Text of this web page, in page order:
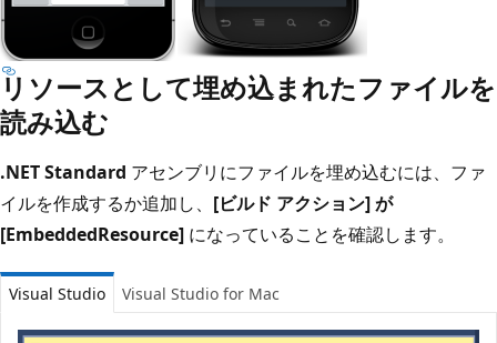
リソースとして埋め込まれたファイルを
読み込む
.NET Standard アセンブリにファイルを埋め込むには、ファ
イルを作成するか追加し、 [ビルド アクション] が
[EmbeddedResource] になっていることを確認します。
Visual Studio Visual Studio for Mac